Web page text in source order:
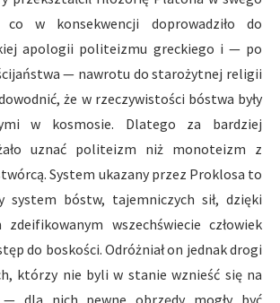
w konsekwencji doprowadziło do
apologii politeizmu greckiego i — po
— nawrotu do starożytnej religii
że w rzeczywistości bóstwa były
w kosmosie. Dlatego za bardziej
uznać politeizm niż monoteizm z
System ukazany przez Proklosa to
system bóstw, tajemniczych sił, dzięki
wszechświecie człowiek
do boskości. Odróżniał on jednak drogi
którzy nie byli w stanie wznieść się na
— dla nich pewne obrzędy mogły być